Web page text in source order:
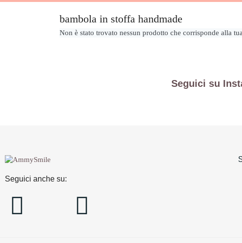
bambola in stoffa handmade
Non è stato trovato nessun prodotto che corrisponde alla
Seguici su
Seguici anche su: